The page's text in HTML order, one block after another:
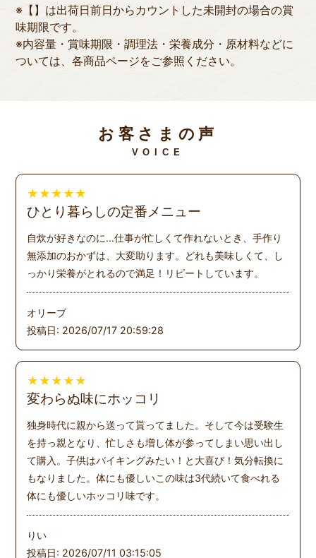
※【】は出荷日前日からカウントした未開封の場合の賞
味期限です。
※内容量・賞味期限・調理法・栄養成分・原材料などに
ついては、各商品ページをご参照ください。
お客さまの声
VOICE
★ ★ ★ ★ ★
ひとり暮らしの定番メニュー
自炊が好きなのに…仕事が忙しくて作れないとき、手作り
無添加のおかずは、大変助ります。どれも美味しくて、し
っかり栄養がとれるので満足！リピートしています。
オリーブ
投稿日: 2026/07/17 20:59:28
★ ★ ★ ★ ★
変わらぬ味にホッコリ
独身時代に親から送って貰ってました。そして今は受験生
を持っ親となり、忙しさも増し体が参ってしまい思い出し
て購入。子供はバイキングみたい！と大喜び！気分転換に
もなりました。体にも優しいこの味は3代続いて食べれる
体にも優しいホッコリ味です。
りい
投稿日: 2026/07/11 03:15:05